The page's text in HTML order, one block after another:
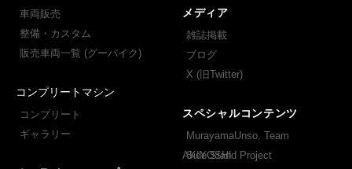
車両販売
整備・カスタム
販売車両一覧 (グーバイク)
コンプリートマシン
コンプリート
ギャラリー
メディア
雑誌掲載
ブログ
X (旧Twitter)
スペシャルコンテンツ
MurayamaUnso. Team
AKIYOSHI
Side Stand Project